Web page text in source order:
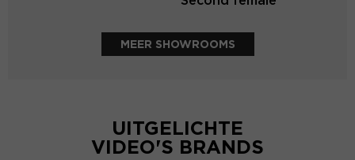
MEER SHOWROOMS
UITGELICHTE
VIDEO'S BRANDS